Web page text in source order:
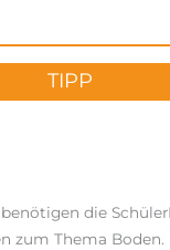
TIPP
die
zum Thema Boden.